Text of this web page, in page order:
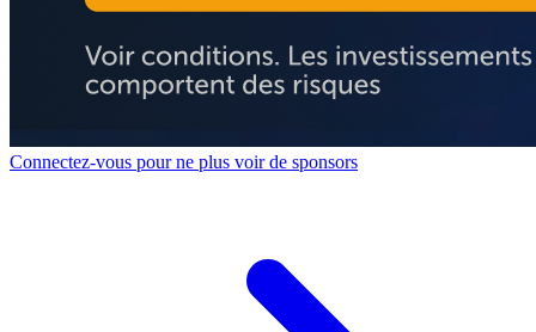
Connectez-vous pour ne plus voir de sponsors